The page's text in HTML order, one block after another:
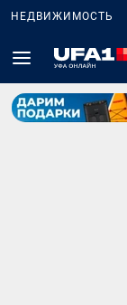
НЕДВИЖИМОСТЬ